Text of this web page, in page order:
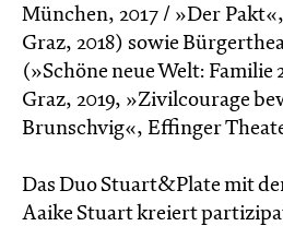
München, 2017 / »Der
Graz, 2018) sowie
(»Schöne neue Welt: Familie
Graz, 2019, »Zivilcourage
Brunschvig«, Effinger
Das Duo Stuart&Plate mit
Aaike Stuart kreiert